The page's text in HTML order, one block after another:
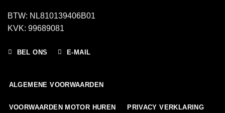
BTW: NL810139406B01
KVK: 99689081
BEL ONS E-MAIL
ALGEMENE VOORWAARDEN
VOORWAARDEN MOTOR HUREN PRIVACY VERKLARING